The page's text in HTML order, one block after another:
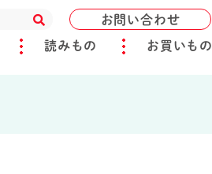
お問い合わせ
読みもの お買いもの